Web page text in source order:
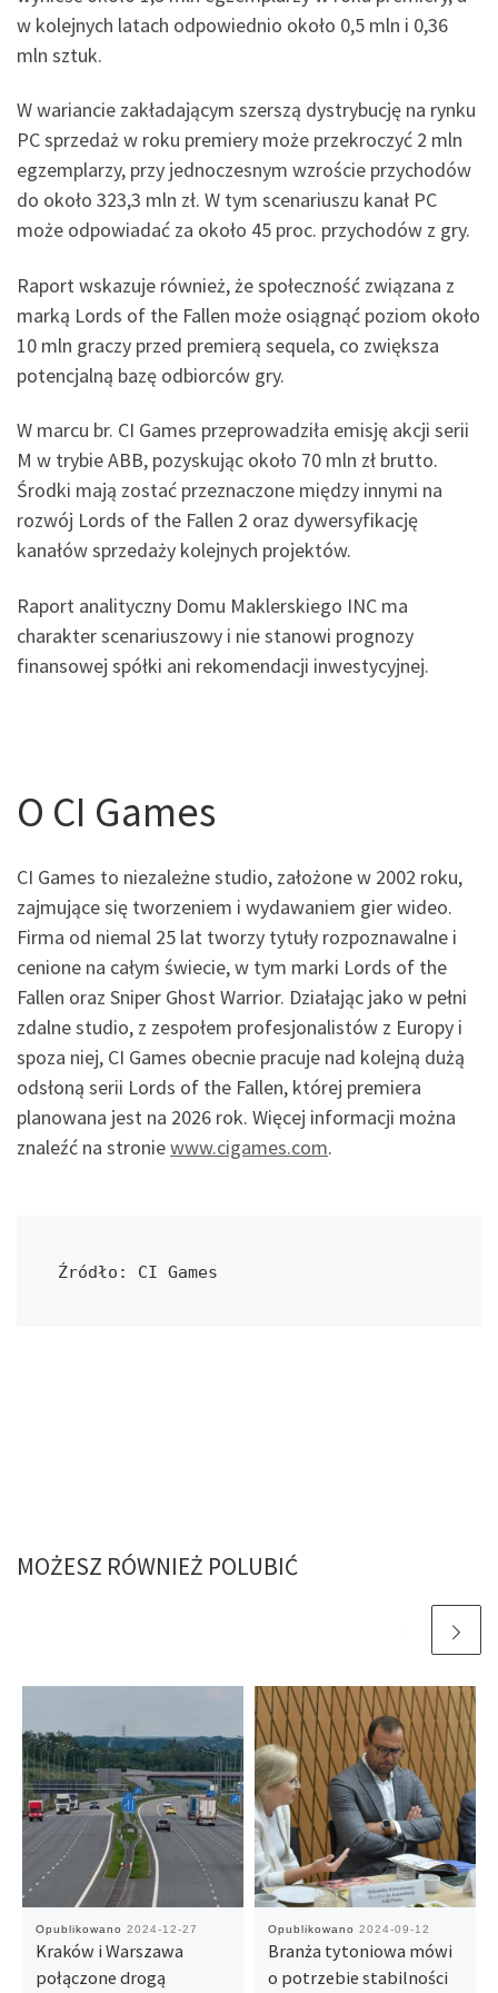
w kolejnych latach odpowiednio około 0,5 mln i 0,36
mln sztuk.
W wariancie zakładającym szerszą dystrybucję na rynku
PC sprzedaż w roku premiery może przekroczyć 2 mln
egzemplarzy, przy jednoczesnym wzroście przychodów
do około 323,3 mln zł. W tym scenariuszu kanał PC
może odpowiadać za około 45 proc. przychodów z gry.
Raport wskazuje również, że społeczność związana z
marką Lords of the Fallen może osiągnąć poziom około
10 mln graczy przed premierą sequela, co zwiększa
potencjalną bazę odbiorców gry.
W marcu br. CI Games przeprowadziła emisję akcji serii
M w trybie ABB, pozyskując około 70 mln zł brutto.
Środki mają zostać przeznaczone między innymi na
rozwój Lords of the Fallen 2 oraz dywersyfikację
kanałów sprzedaży kolejnych projektów.
Raport analityczny Domu Maklerskiego INC ma
charakter scenariuszowy i nie stanowi prognozy
finansowej spółki ani rekomendacji inwestycyjnej.
O CI Games
CI Games to niezależne studio, założone w 2002 roku,
zajmujące się tworzeniem i wydawaniem gier wideo.
Firma od niemal 25 lat tworzy tytuły rozpoznawalne i
cenione na całym świecie, w tym marki Lords of the
Fallen oraz Sniper Ghost Warrior. Działając jako w pełni
zdalne studio, z zespołem profesjonalistów z Europy i
spoza niej, CI Games obecnie pracuje nad kolejną dużą
odsłoną serii Lords of the Fallen, której premiera
planowana jest na 2026 rok. Więcej informacji można
znaleźć na stroniewww.cigames.com.
Źródło: CI Games
MOŻESZ RÓWNIEŻ POLUBIĆ
Opublikowano 2024-12-27
Kraków i Warszawa
połączone drogą
Opublikowano 2024-09-12
Branża tytoniowa mówi
o potrzebie stabilności